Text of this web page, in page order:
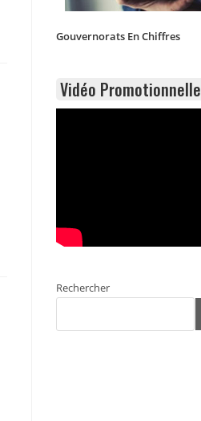
Gouvernorats En Chiffres
Vidéo Promotionnelle
Rechercher